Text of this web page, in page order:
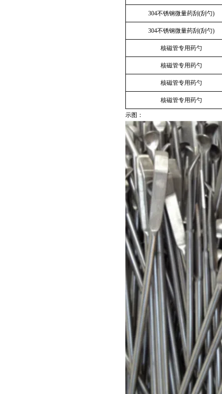
304不锈钢微量药刮(刮勺)
304不锈钢微量药刮(刮勺)
核磁管专用药勺
核磁管专用药勺
核磁管专用药勺
核磁管专用药勺
示图：